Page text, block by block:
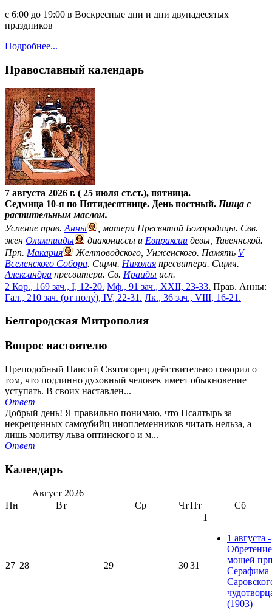
с 6:00 до 19:00 в Воскресные дни и дни двунадесятых
праздников
Подробнее...
Православный календарь
7 августа 2026 г. ( 25 июля ст.ст.), пятница.
Седмица 10-я по Пятидесятнице. День постный. Пища с
растительным маслом.
Успение прав. Анны
, матери Пресвятой Богородицы. Свв.
жен Олимпиады диакониссы и Евпраксии девы, Тавеннской.
Прп. Макария Желтоводского, Унженского. Память V
Вселенского Собора. Сщмч. Николая пресвитера. Сщмч.
Александра пресвитера. Св. Ираиды исп.
2 Кор., 169 зач., I, 12-20. Мф., 91 зач., XXII, 23-33. Прав. Анны:
Гал., 210 зач. (от полу́), IV, 22-31. Лк., 36 зач., VIII, 16-21.
Белгородская Митрополия
Вопрос настоятелю
Преподобный Паисий Святогорец действительно говорил о
том, что подлинно духовный человек имеет обыкновение
уступать. В своих наставлен...
Ответ
Добрый день! Я правильно понимаю, что Псалтырь за
некрещенных самоубийц иноплеменников читать нельза, а
лишь молитву льва оптинского и м...
Ответ
Календарь
Август 2026
Пн
Вт Ср ЧтПт Сб
27 28 29 3031
1
1 августа -
Обретение
мощей
Серафима
(1903)